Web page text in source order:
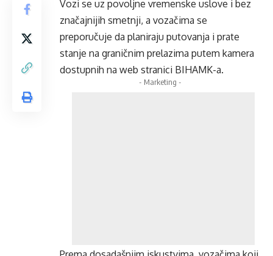
Vozi se uz povoljne vremenske uslove i bez
značajnijih smetnji, a vozačima se
preporučuje da planiraju putovanja i prate
stanje na graničnim prelazima putem kamera
dostupnih na web stranici BIHAMK-a.
- Marketing -